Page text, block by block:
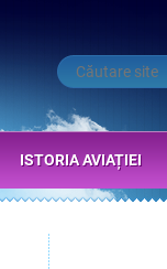
ISTORIA AVIAȚIEI